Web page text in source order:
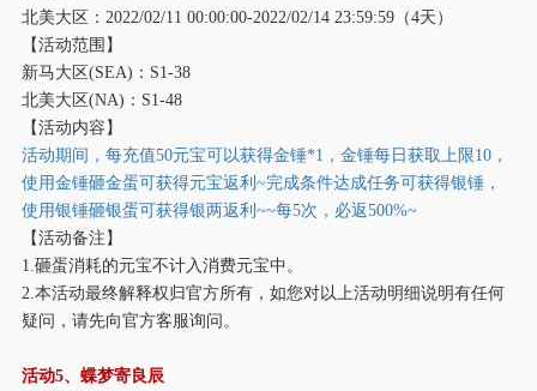
北美大区： 2022/02/11 00:00:00-2022/02/14 23:59:59（4天）
【活动范围】
新马大区(SEA)：S1-38
北美大区(NA)：S1-48
【活动内容】
活动期间，每充值50元宝可以获得金锤*1，金锤每日获取上限10，
使用金锤砸金蛋可获得元宝返利~完成条件达成任务可获得银锤，
使用银锤砸银蛋可获得银两返利~~每5次，必返500%~
【活动备注】
1.砸蛋消耗的元宝不计入消费元宝中。
2.本活动最终解释权归官方所有，如您对以上活动明细说明有任何
疑问，请先向官方客服询问。
活动5、蝶梦寄良辰